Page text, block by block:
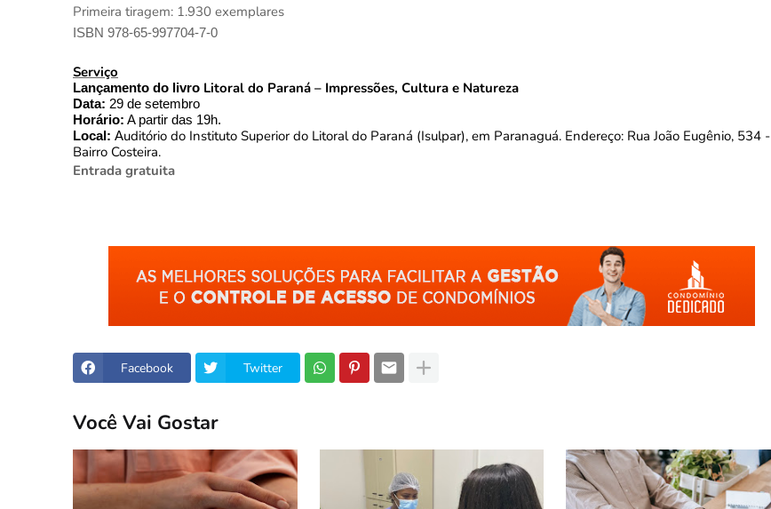
Primeira tiragem: 1.930 exemplares
ISBN 978-65-997704-7-0
Serviço
Lançamento do livro Litoral do Paraná – Impressões, Cultura e Natureza
Data: 29 de setembro
Horário: A partir das 19h.
Local: Auditório do Instituto Superior do Litoral do Paraná (Isulpar), em Paranaguá. Endereço: Rua João Eugênio, 534 -
Bairro Costeira.
Entrada gratuita
Facebook Twitter
Você Vai Gostar